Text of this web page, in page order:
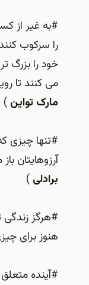
#به غیر از
را سرکوب
خود را بزرگ
می کنند تا
مارک تواین )
#تنها چیزی
آرزوهایتان
برادلی )
#هرگز زندگی
هنوز برای
#آینده